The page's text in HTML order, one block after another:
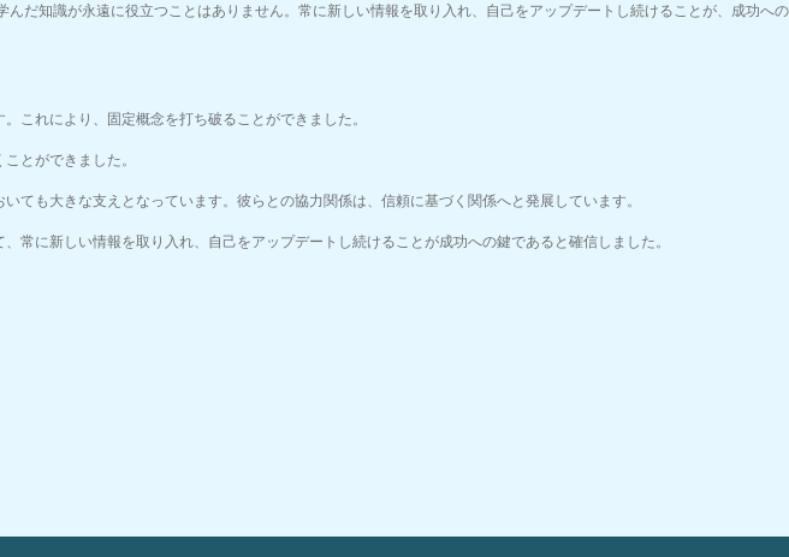
だ知識が永遠に役立つことはありません。常に新しい情報を取り入れ、自己をアップデートし続けることが、成功への
これにより、固定概念を打ち破ることができました。
とができました。
ても大きな支えとなっています。彼らとの協力関係は、信頼に基づく関係へと発展しています。
常に新しい情報を取り入れ、自己をアップデートし続けることが成功への鍵であると確信しました。